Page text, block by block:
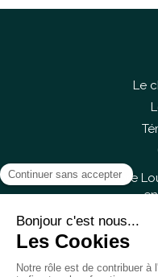
Le
©2017 Anne-Flore